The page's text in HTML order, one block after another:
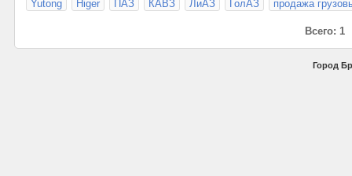
Yutong
Higer ПАЗ КАВЗ ЛиАЗ ГолАЗ продажа
Всего: 1
Город